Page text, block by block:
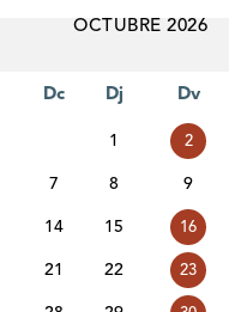
OCTUBRE 2026
Dc Dj Dv
1 2
7 8 9
14 15 16
21 22 23